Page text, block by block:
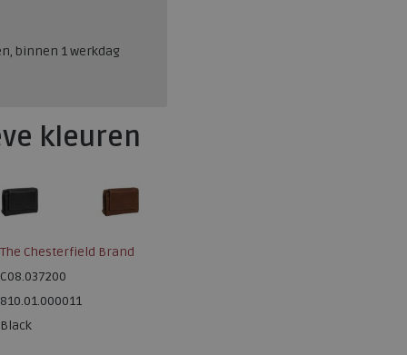
binnen 1 werkdag
kleuren
The Chesterfield Brand
C08.037200
810.01.000011
Black